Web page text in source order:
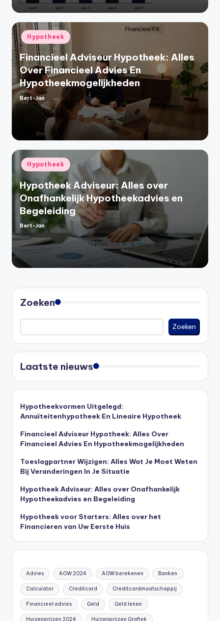
Geplaatst
in
Hypotheek
Financieel Adviseur Hypotheek: Alles
Over Financieel Advies En
Hypotheekmogelijkheden
Geplaatst
Bert-Jan
Geplaatst
in
Hypotheek
Hypotheek Adviseur: Alles over
Onafhankelijk Hypotheekadvies en
Begeleiding
Geplaatst
door
Bert-Jan
Zoeken
Zoeken
Laatste nieuws
Hypotheekvormen Uitgelegd:
Annuïteitenhypotheek En Lineaire Hypotheek
Financieel Adviseur Hypotheek: Alles Over
Financieel Advies En Hypotheekmogelijkheden
Toeslagpartner Wijzigen: Alles Wat Je Moet Weten
Bij Veranderingen In Je Situatie
Hypotheek Adviseur: Alles over Onafhankelijk
Hypotheekadvies en Begeleiding
Hypotheek voor Starters: Alles over het
Financieren van Uw Eerste Huis
Advies AOW 2024 AOW berekenen Banken
Calculator Creditcard Creditcardmaatschappij
Financieel advies Geld Geld lenen
Huizenprijzen 2024 Huizenprijzen Grafiek